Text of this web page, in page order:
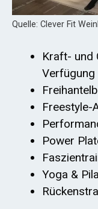
Quelle: Clever Fit
Kraft- und
Verfügung
Freestyle-
Power
Yoga &